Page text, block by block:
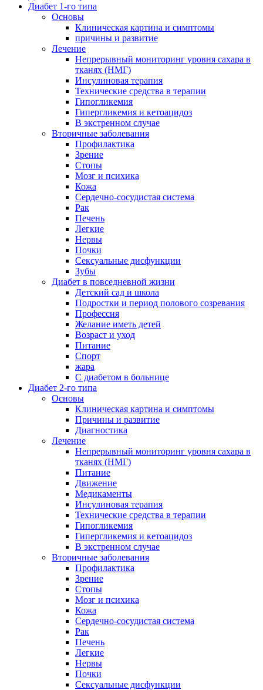
Диабет 1-го типа
Основы
Клиническая картина и симптомы
причины и развитие
Лечение
Непрерывный мониторинг уровня сахара в
тканях (НМГ)
Инсулиновая терапия
Технические средства в терапии
Гипогликемия
Гипергликемия и кетоацидоз
В экстренном случае
Вторичные заболевания
Профилактика
Зрение
Стопы
Мозг и психика
Кожа
Сердечно-сосудистая система
Рак
Печень
Легкие
Нервы
Почки
Сексуальные дисфункции
Зубы
Диабет в повседневной жизни
Детский сад и школа
Подростки и период полового созревания
Профессия
Желание иметь детей
Возраст и уход
Питание
Спорт
жара
С диабетом в больнице
Диабет 2-го типа
Основы
Клиническая картина и симптомы
Причины и развитие
Диагностика
Лечение
Непрерывный мониторинг уровня сахара в
тканях (НМГ)
Питание
Движение
Медикаменты
Инсулиновая терапия
Технические средства в терапии
Гипогликемия
Гипергликемия и кетоацидоз
В экстренном случае
Вторичные заболевания
Профилактика
Зрение
Стопы
Мозг и психика
Кожа
Сердечно-сосудистая система
Рак
Печень
Легкие
Нервы
Почки
Сексуальные дисфункции